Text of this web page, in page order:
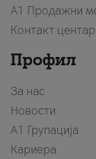
A1 Продажни
Контакт центар
Профил
За нас
Новости
А1 Групација
Кариера